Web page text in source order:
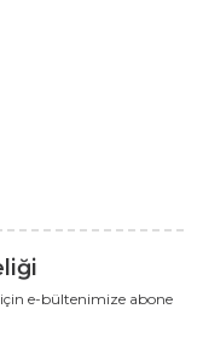
e-bültenimize abone